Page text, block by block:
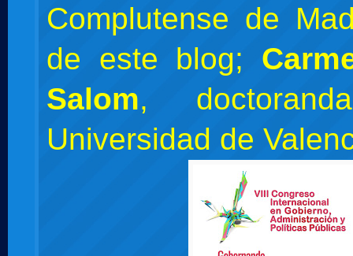
Complutense de
de este blog;
Salom,
Universidad de